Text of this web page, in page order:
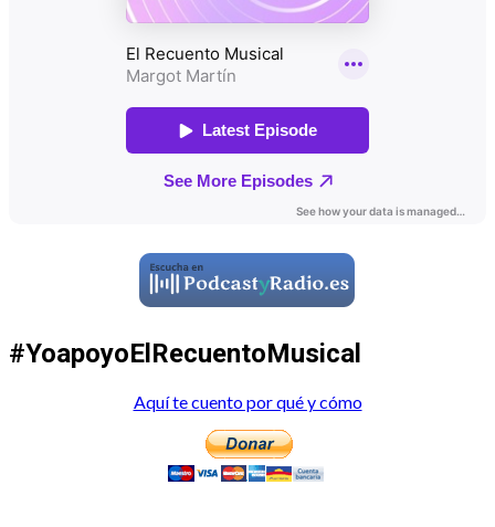
#YoapoyoElRecuentoMusical
Aquí te cuento por qué y cómo